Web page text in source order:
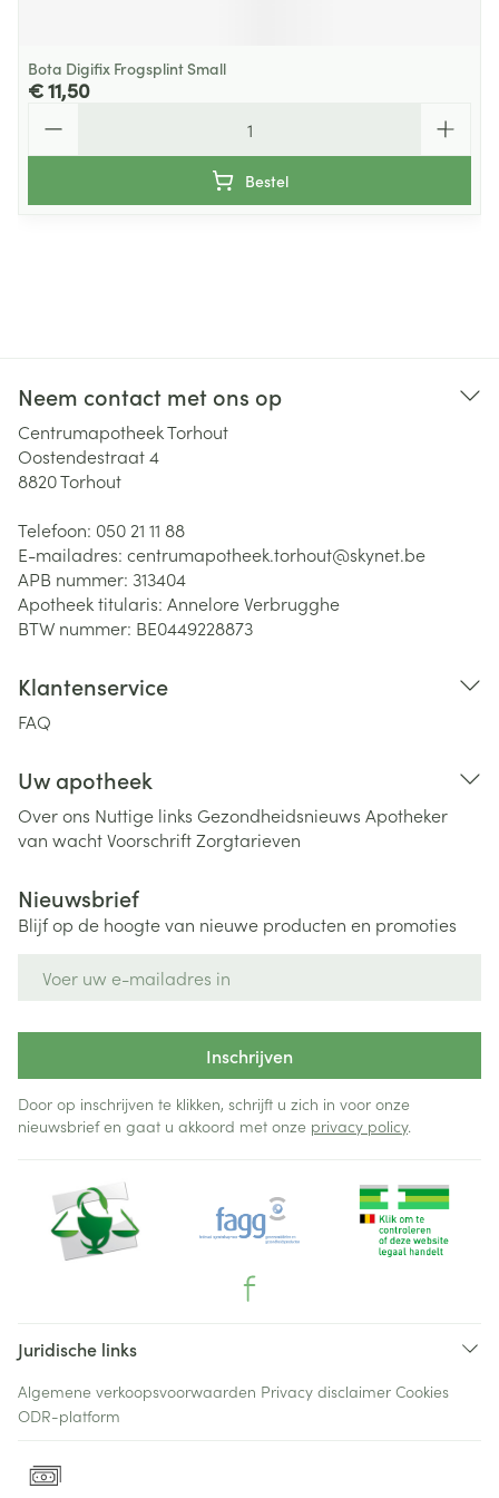
Bota Digifix Frogsplint Small
€ 11,50
Bestel
Neem contact met ons op
Centrumapotheek Torhout
Oostendestraat 4
8820Torhout
Telefoon: 050 21 11 88
E-mailadres: centrumapotheek.torhout@skynet.be
APB nummer: 313404
Apotheek titularis: Annelore Verbrugghe
BTW nummer: BE0449228873
Klantenservice
FAQ
Uw apotheek
Over ons Nuttige links Gezondheidsnieuws Apotheker
van wachtVoorschriftZorgtarieven
Nieuwsbrief
Blijf op de hoogte van nieuwe producten en promoties
Inschrijven
Door op inschrijven te klikken, schrijft u zich in voor onze
nieuwsbrief en gaat u akkoord met onze privacy policy.
Juridische links
Algemene verkoopsvoorwaarden Privacy disclaimer Cookies
ODR-platform